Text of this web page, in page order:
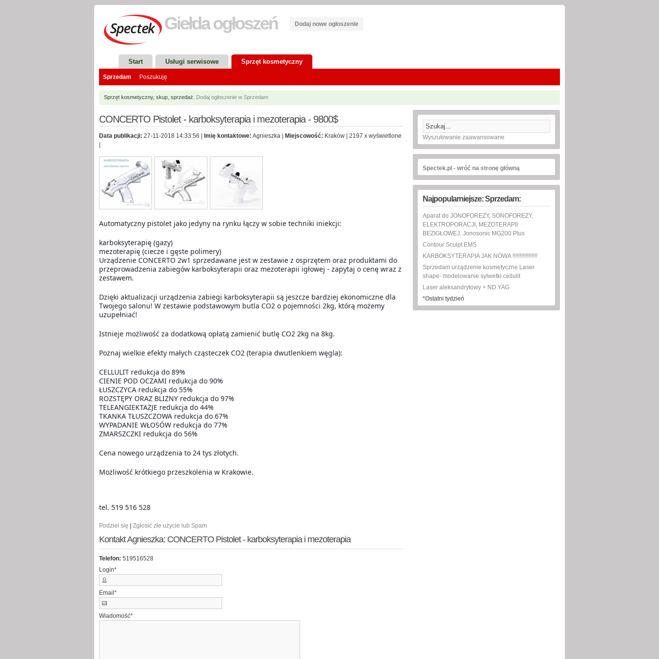
Giełdaogłoszeń Dodaj nowe ogłoszenie
Start Usługi serwisowe Sprzęt kosmetyczny
Sprzedam Poszukuję
Sprzęt kosmetyczny, skup, sprzedaż. Dodaj ogłoszenie w Sprzedam
CONCERTO Pistolet - karboksyterapia i mezoterapia - 9800$
Data publikacji: 27-11-2018 14:33:56 | Imię kontaktowe: Agnieszka | Miejscowość: Kraków | 2197 x wyświetlone
Automatyczny pistolet jako jedyny na rynku łączy w sobie techniki iniekcji:
karboksyterapię (gazy)
mezoterapię (ciecze i gęste polimery)
Urządzenie CONCERTO 2w1 sprzedawane jest w zestawie z osprzętem oraz produktami do
przeprowadzenia zabiegów karboksyterapii oraz mezoterapii igłowej - zapytaj o cenę wraz z
zestawem.
Dzięki aktualizacji urządzenia zabiegi karboksyterapii są jeszcze bardziej ekonomiczne dla
Twojego salonu! W zestawie podstawowym butla CO2 o pojemności 2kg, którą możemy
uzupełniać!
Istnieje możliwość za dodatkową opłatą zamienić butlę CO2 2kg na 8kg.
Poznaj wielkie efekty małych cząsteczek CO2 (terapia dwutlenkiem węgla):
CELLULIT redukcja do 89%
CIENIE POD OCZAMI redukcja do 90%
ŁUSZCZYCA redukcja do 55%
ROZSTĘPY ORAZ BLIZNY redukcja do 97%
TELEANGIEKTAZJE redukcja do 44%
TKANKA TŁUSZCZOWA redukcja do 67%
WYPADANIE WŁOSÓW redukcja do 77%
ZMARSZCZKI redukcja do 56%
Cena nowego urządzenia to 24 tys złotych.
Możliwość krótkiego przeszkolenia w Krakowie.
tel. 519 516 528
Podziel się Zgłosić złe użycie lub Spam
Kontakt Agnieszka: CONCERTO Pistolet - karboksyterapia i mezoterapia
Telefon: 519516528
Login*
Email *
Wiadomość*
Wyszukiwanie zaawansowane
Spectek.pl - wróć na stronę główną
Najpopularniejsze: Sprzedam:
Aparat do JONOFOREZY, SONOFOREZY,
ELEKTROPORACJI, MEZOTERAPII
BEZIGŁOWEJ. Jonosonic MG200 Plus
Contour Sculpt EMS
KARBOKSYTERAPIA JAK NOWA !!!!!!!!!!!!!!!!!
Sprzedam urządzenie kosmetyczne Laser
shape- modelowanie sylwetki.cellulit
Laser aleksandrytowy + ND YAG
*Ostatni tydzień